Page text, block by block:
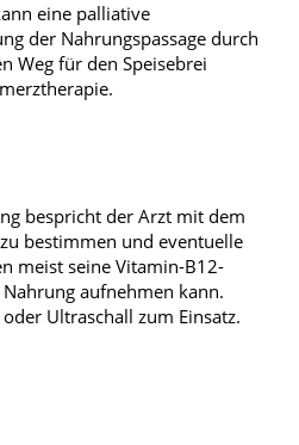
eine palliative
der Nahrungspassage durch
Weg für den Speisebrei
bespricht der Arzt mit dem
bestimmen und eventuelle
meist seine Vitamin-B12-
aufnehmen kann.
Ultraschall zum Einsatz.